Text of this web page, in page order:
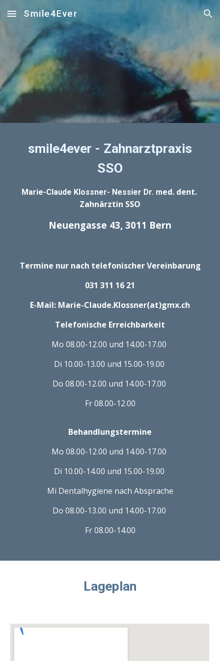
Skip to main content Skip to navigation
Smile4Ever
smile4ever - Zahnarztpraxis
SSO
Marie-Claude Klossner- Nessier Dr. med. dent.
Zahnärztin SSO
Neuengasse 43, 3011 Bern
Termine nur nach telefonischer Vereinbarung
031 311 16 21
E-Mail: Marie-Claude.Klossner(at)gmx.ch
Telefonische Erreichbarkeit
Mo 08.00-12.00 und 14.00-17.00
Di 10.00-13.00 und 15.00-19.00
Do 08.00-12.00 und 14.00-17.00
Fr 08.00-12.00
Behandlungstermine
Mo 08.00-12.00 und 14.00-17.00
Di 10.00-14.00 und 15.00-19.00
Mi Dentalhygiene nach Absprache
Do 08.00-13.00 und 14.00-17.00
Fr 08.00-14.00
Lageplan